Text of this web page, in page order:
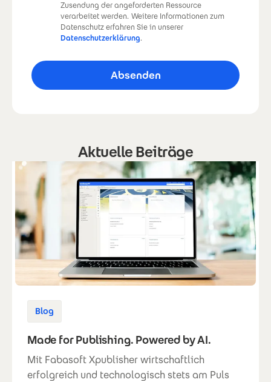
Zusendung der angeforderten Ressource
verarbeitet werden. Weitere Informationen zum
Datenschutz erfahren Sie in unserer
Datenschutzerklärung.
Aktuelle Beiträge
Blog
Made for Publishing. Powered by AI.
Mit Fabasoft Xpublisher wirtschaftlich
erfolgreich und technologisch stets am Puls